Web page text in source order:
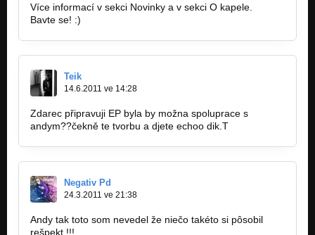
Více informací v sekci Novinky a v sekci O kapele.
Bavte se! :)
Teik
14.6.2011 ve 14:28
Zdarec připravuji EP byla by možna spoluprace s
andym??čekně te tvorbu a djete echoo dik.T
Negativ Pd
24.3.2011 ve 21:38
Andy tak toto som nevedel že niečo takéto si pôsobil
rešpekt !!!